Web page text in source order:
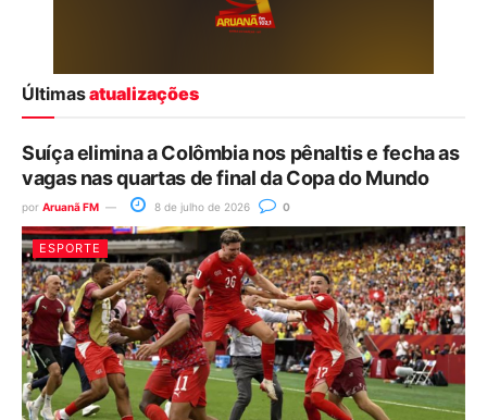
Últimasatualizações
Suíça elimina a Colômbia nos pênaltis e fecha as
vagas nas quartas de final da Copa do Mundo
por Aruanã FM 8 de julho de 2026 0
ESPORTE